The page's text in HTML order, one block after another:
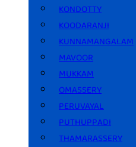
KONDOTTY
KOODARANJI
KUNNAMANGALAM
MAVOOR
MUKKAM
OMASSERY
PERUVAYAL
PUTHUPPADI
THAMARASSERY